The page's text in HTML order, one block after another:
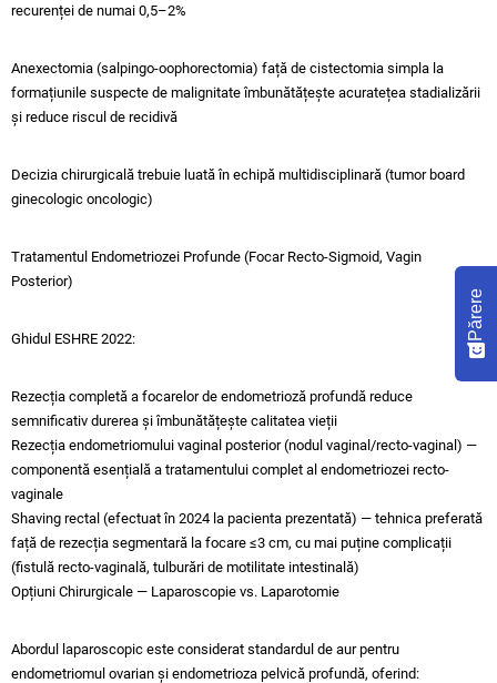
recurenței de numai 0,5–2%​
Anexectomia (salpingo-oophorectomia) față de cistectomia simpla la
formațiunile suspecte de malignitate îmbunătățește acuratețea stadializării
și reduce riscul de recidivă​
Decizia chirurgicală trebuie luată în echipă multidisciplinară (tumor board
ginecologic oncologic)
Tratamentul Endometriozei Profunde (Focar Recto-Sigmoid, Vagin
Posterior)
Ghidul ESHRE 2022:​
Rezecția completă a focarelor de endometrioză profundă reduce
semnificativ durerea și îmbunătățește calitatea vieții
Rezecția endometriomului vaginal posterior (nodul vaginal/recto-vaginal) —
componentă esențială a tratamentului complet al endometriozei recto-
vaginale
Shaving rectal (efectuat în 2024 la pacienta prezentată) — tehnica preferată
față de rezecția segmentară la focare ≤3 cm, cu mai puține complicații
(fistulă recto-vaginală, tulburări de motilitate intestinală)​
Opțiuni Chirurgicale — Laparoscopie vs. Laparotomie
Abordul laparoscopic este considerat standardul de aur pentru
endometriomul ovarian și endometrioza pelvică profundă, oferind:​
Părere